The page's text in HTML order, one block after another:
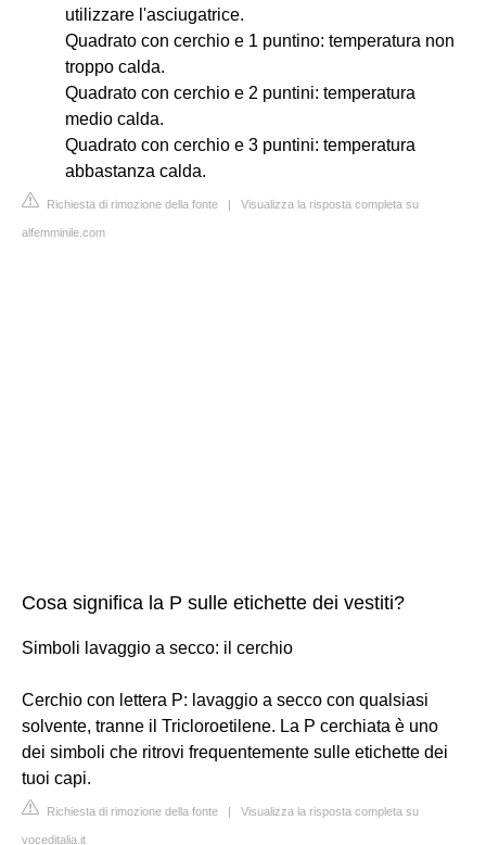
utilizzare l'asciugatrice.
Quadrato con cerchio e 1 puntino: temperatura non
troppo calda.
Quadrato con cerchio e 2 puntini: temperatura
medio calda.
Quadrato con cerchio e 3 puntini: temperatura
abbastanza calda.
Richiesta di rimozione della fonte | Visualizza la risposta completa su
alfemminile.com
Cosa significa la P sulle etichette dei vestiti?
Simboli lavaggio a secco: il cerchio
Cerchio con lettera P: lavaggio a secco con qualsiasi
solvente, tranne il Tricloroetilene. La P cerchiata è uno
dei simboli che ritrovi frequentemente sulle etichette dei
tuoi capi.
Richiesta di rimozione della fonte | Visualizza la risposta completa su
voceditalia.it